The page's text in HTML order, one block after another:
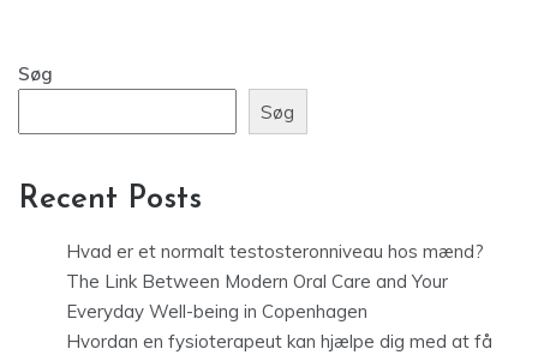
Søg
Søg
Recent Posts
Hvad er et normalt testosteronniveau hos mænd?
The Link Between Modern Oral Care and Your
Everyday Well-being in Copenhagen
Hvordan en fysioterapeut kan hjælpe dig med at få